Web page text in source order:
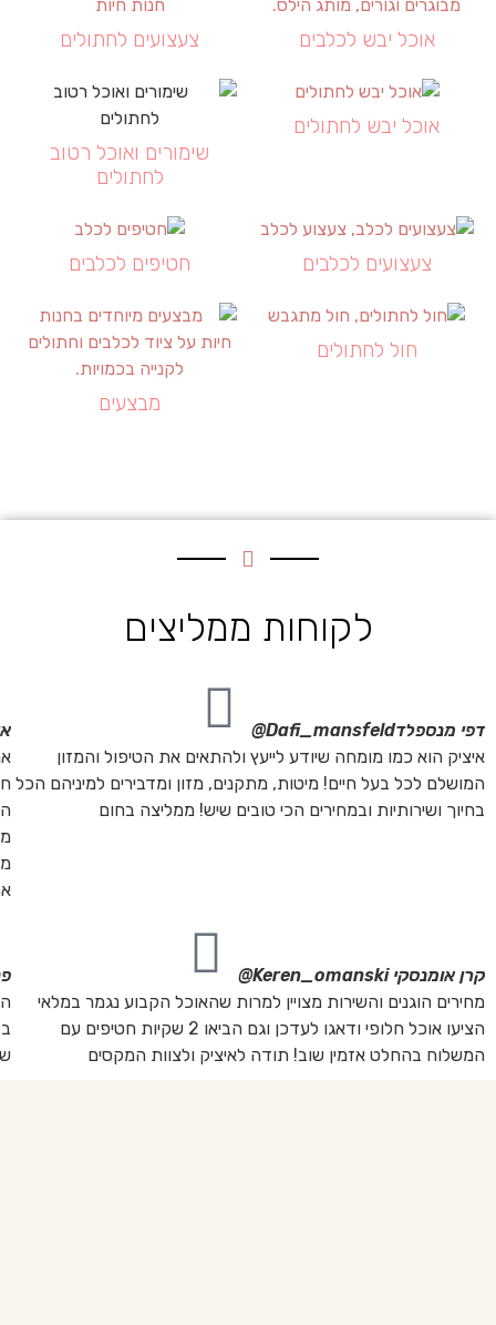
אוכל יבש לכלבים צעצועים לחתולים
אוכל יבש לחתולים
שימורים ואוכל רטוב
לחתולים
צעצועים לכלבים חטיפים לכלבים
חול לחתולים
מבצעים
לקוחות ממליצים
דפי מנספלדDafi_mansfeld@
איציק הוא כמו מומחה שיודע לייעץ ולהתאים את הטיפול והמזון
המושלם לכל בעל חיים! מיטות, מתקנים, מזון ומדבירים למיניהם הכל
בחיוך ושירותיות ובמחירים הכי טובים שיש! ממליצה בחום
קרן אומנסקיKeren_omanski@
מחירים הוגנים והשירות מצויין למרות שהאוכל הקבוע נגמר במלאי
הציעו אוכל חלופי ודאגו לעדכן וגם הביאו 2 שקיות חטיפים עם
המשלוח בהחלט אזמין שוב! תודה לאיציק ולצוות המקסים